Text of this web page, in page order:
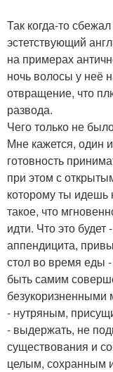
Так когда-то
эстетствующий
на примерах
ночь волосы у неё
отвращение, что
развода.
Чего только не
Мне кажется, один
готовность
при этом с
которому ты идешь
такое, что
идти. Что это
аппендицита,
стол во время еды
быть самим
безукоризненными
- нутряным,
- выдержать, не
существования и
целым, сохранным